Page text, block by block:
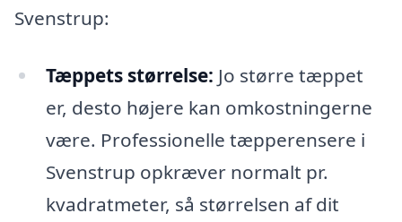
Svenstrup:
Tæppets størrelse: Jo større tæppet
er, desto højere kan omkostningerne
være. Professionelle tæpperensere i
Svenstrup opkræver normalt pr.
kvadratmeter, så størrelsen af dit